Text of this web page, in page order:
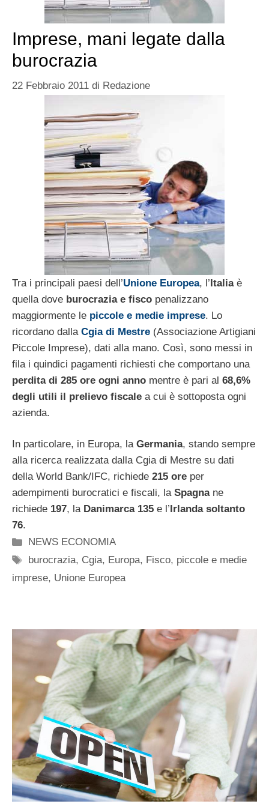
Imprese, mani legate dalla
burocrazia
22 Febbraio 2011 di Redazione
Tra i principali paesi dell’Unione Europea, l’Italiaè
quella dove burocrazia e fisco penalizzano
maggiormente le piccole e medie imprese. Lo
ricordano dalla Cgia di Mestre (Associazione Artigiani
Piccole Imprese), dati alla mano. Così, sono messi in
fila i quindici pagamenti richiesti che comportano una
perdita di 285 ore ogni anno mentre è pari al 68,6%
degli utili il prelievo fiscale a cui è sottoposta ogni
azienda.
In particolare, in Europa, la Germania, stando sempre
alla ricerca realizzata dalla Cgia di Mestre su dati
della World Bank/IFC, richiede 215 ore per
adempimenti burocratici e fiscali, la Spagnane
richiede 197, la Danimarca 135 e l’ Irlanda soltanto
76.
Categorie
NEWS ECONOMIA
Tag
burocrazia, Cgia, Europa, Fisco, piccole e medie
imprese, Unione Europea